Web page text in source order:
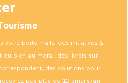
votre boîte mails, des initiatives &
du bien au moral, des livrets sur
des solutions pour
pas plus de 12 emails/an